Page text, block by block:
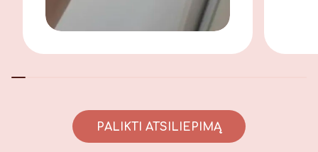
PALIKTI ATSILIEPIMĄ